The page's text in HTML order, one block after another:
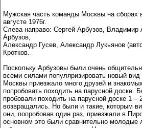
Мужская часть команды Москвы на сборах
августе 1976г.
Слева направо: Сергей Арбузов, Владимир
Арбузов,
Александр Гусев, Александр Лукьянов
Кротков.
Поскольку Арбузовы были очень
всеми силами популяризировать новый вид
Москвы приезжало много друзей и
попробовать походить на парусной доске.
пробовали походить на парусной доске 1 –
возвращались. Но были и такие, которым
они, попробовав один раз, приезжали в
основном это были сравнительно